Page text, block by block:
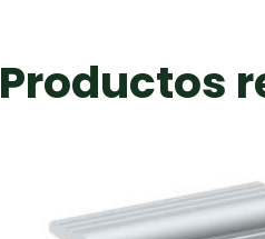
Productos